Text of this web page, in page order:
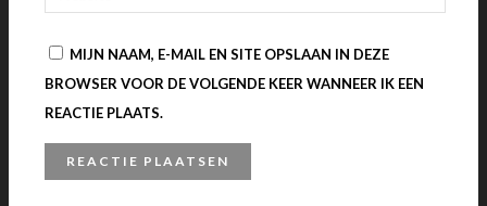
MIJN NAAM, E-MAIL EN SITE OPSLAAN IN DEZE
BROWSER VOOR DE VOLGENDE KEER WANNEER IK EEN
REACTIE PLAATS.